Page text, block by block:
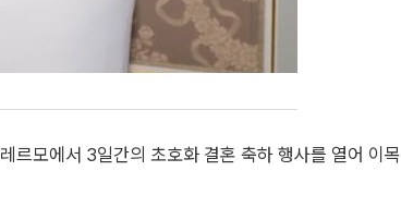
르모에서 3일간의 초호화 결혼 축하 행사를 열어 이목